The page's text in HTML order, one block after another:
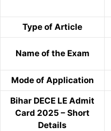
Type of Article
Name of the Exam
Mode of Application
Bihar DECE LE Admit
Card 2025 – Short
Details